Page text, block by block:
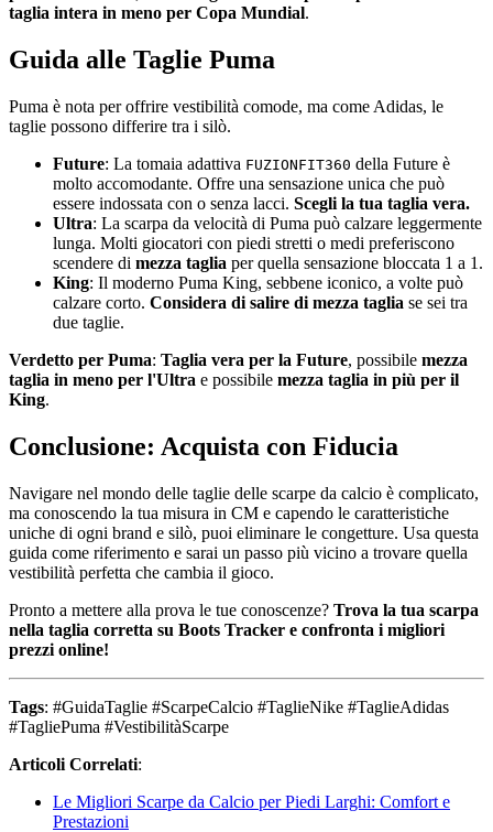
taglia intera in meno per Copa Mundial.
Guida alle Taglie Puma
Puma è nota per offrire vestibilità comode, ma come Adidas, le
taglie possono differire tra i silò.
Future: La tomaia adattiva FUZIONFIT360 della Future è
molto accomodante. Offre una sensazione unica che può
essere indossata con o senza lacci. Scegli la tua taglia vera.
Ultra: La scarpa da velocità di Puma può calzare leggermente
lunga. Molti giocatori con piedi stretti o medi preferiscono
scendere di mezza taglia per quella sensazione bloccata 1 a 1.
King: Il moderno Puma King, sebbene iconico, a volte può
calzare corto. Considera di salire di mezza taglia se sei tra
due taglie.
Verdetto per Puma: Taglia vera per la Future, possibile mezza
taglia in meno per l'Ultra e possibile mezza taglia in più per il
King.
Conclusione: Acquista con Fiducia
Navigare nel mondo delle taglie delle scarpe da calcio è complicato,
ma conoscendo la tua misura in CM e capendo le caratteristiche
uniche di ogni brand e silò, puoi eliminare le congetture. Usa questa
guida come riferimento e sarai un passo più vicino a trovare quella
vestibilità perfetta che cambia il gioco.
Pronto a mettere alla prova le tue conoscenze? Trova la tua scarpa
nella taglia corretta su Boots Tracker e confronta i migliori
prezzi online!
Tags: #GuidaTaglie #ScarpeCalcio #TaglieNike #TaglieAdidas
#TagliePuma #VestibilitàScarpe
Articoli Correlati:
Le Migliori Scarpe da Calcio per Piedi Larghi: Comfort e
Prestazioni